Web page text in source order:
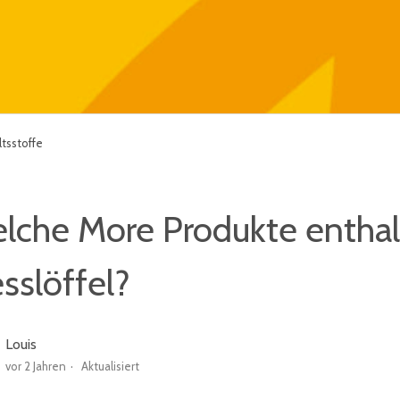
More Produkte
Louis
vor 2 Jahren Aktualisiert